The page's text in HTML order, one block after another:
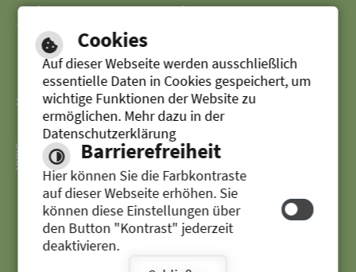
Freitag
07:30-13:00 Uhr
> Zur Website der Stadt Senden
Cookies
Auf dieser Webseite werden ausschließlich
essentielle Daten in Cookies gespeichert, um
wichtige Funktionen der Website zu
ermöglichen. Mehr dazu in der
Datenschutzerklärung
Barrierefreiheit
Hier können Sie die Farbkontraste
auf dieser Webseite erhöhen. Sie
können diese Einstellungen über
den Button "Kontrast" jederzeit
deaktivieren.